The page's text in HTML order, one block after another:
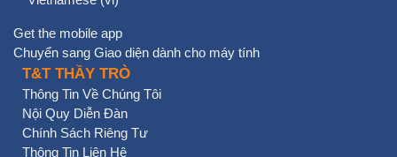
Get the mobile app
Chuyển sang Giao diện dành cho máy tính
T&T THẦY TRÒ
Thông Tin Về Chúng Tôi
Nội Quy Diễn Đàn
Chính Sách Riêng Tư
Thông Tin Liên Hệ